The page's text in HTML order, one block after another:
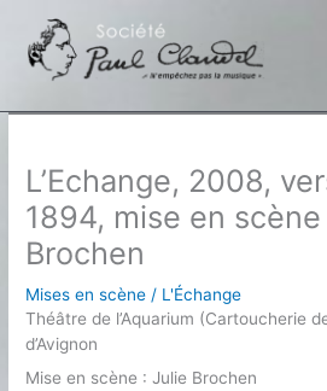
contenu
L’Echange, 2008,
1894, mise en
Brochen
Mises en scène / L'Échange
Théâtre de l’Aquarium (Cartoucherie
d’Avignon
Mise en scène : Julie Brochen